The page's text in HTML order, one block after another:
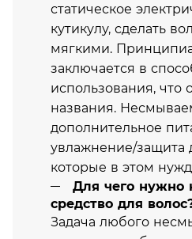
статическое
кутикулу, сделать
мягкими.
заключается в
использования, что
названия.
дополнительное
увлажнение/защита
которые в этом
Для чего нужно
средство для
Задача любого